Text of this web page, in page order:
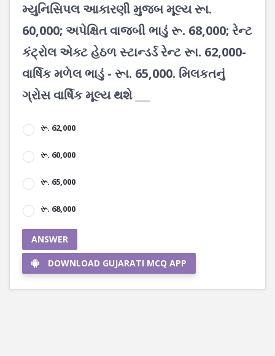
મ્યુનિસિપલ આકારણી મુજબ મૂલ્ય રૂા.
60,000; અપેક્ષિત વાજબી ભાડું રૂ. 68,000; રેન્ટ
કંટ્રોલ એક્ટ હેઠળ સ્ટાન્ડર્ડ રેન્ટ રૂા. 62,000-
વાર્ષિક મળેલ ભાડું - રૂા. 65,000. મિલકતનું
ગ્રોસ વાર્ષિક મૂલ્ય થશે ___
રૂ. 62,000
રૂ. 60,000
રૂ. 65,000
રૂ. 68,000
ANSWER
DOWNLOAD GUJARATI MCQ APP